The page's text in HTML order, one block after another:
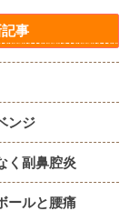
事
ンジ
く副鼻腔炎
ールと腰痛